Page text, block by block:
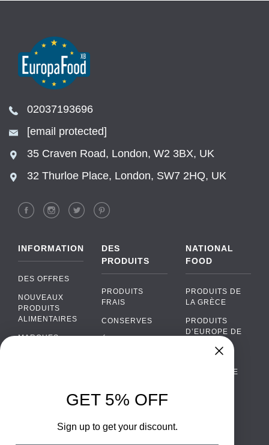
02037193696
[email protected]
35 Craven Road, London, W2 3BX, UK
32 Thurloe Place, London, SW7 2HQ, UK
INFORMATION
DES OFFRES
NOUVEAUX
PRODUITS
ALIMENTAIRES
MARQUES
CONTACTEZ
DES
PRODUITS
PRODUITS
FRAIS
CONSERVES
ALCOOL
ALIMENTAIRES
NATIONAL
FOOD
PRODUITS DE
LA GRÈCE
PRODUITS
D’EUROPE DE
PORTUGAISE
WhatsApp
GET 5% OFF
Sign up to get your discount.